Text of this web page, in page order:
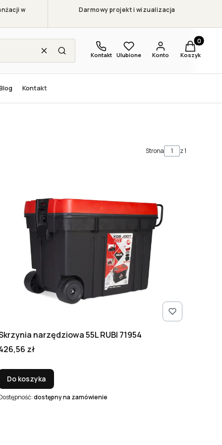
w
Darmowy projekt i wizualizacja
Wyczyść
Szukaj
Kontakt Ulubione Konto
Produkty
Koszyk
Kontakt
Strona z 1
narzędziowa 55L RUBI 71954
zł
Do koszyka
dostępny na zamówienie